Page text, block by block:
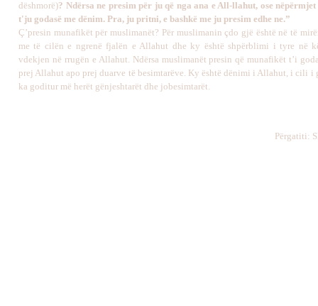
dëshmorë)? Ndërsa ne presim për ju që nga ana e All-llahut, ose
t'ju godasë me dënim. Pra, ju pritni, e bashkë me ju presim edhe ne.”
Ç’presin munafikët për muslimanët? Për muslimanin çdo gjë është në të
me të cilën e ngrenë fjalën e Allahut dhe ky është shpërblimi i tyre në
vdekjen në rrugën e Allahut. Ndërsa muslimanët presin që munafikët t’i
prej Allahut apo prej duarve të besimtarëve. Ky është dënimi i Allahut, i cili i
ka goditur më herët gënjeshtarët dhe jobesimtarët.
Përgatiti: